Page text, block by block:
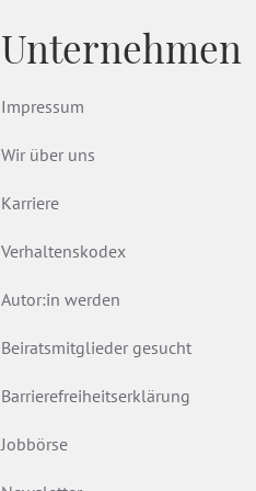
Unternehmen
Impressum
Wir über uns
Karriere
Verhaltenskodex
Autor:in werden
Beiratsmitglieder gesucht
Barrierefreiheitserklärung
Jobbörse